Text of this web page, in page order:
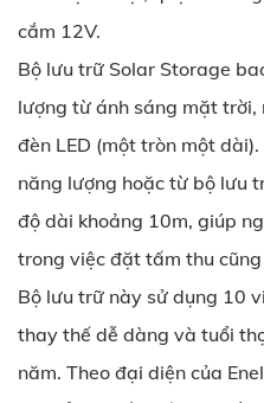
cắm 12V.
Bộ lưu trữ Solar Storage
lượng từ ánh sáng mặt
đèn LED (một tròn một
năng lượng hoặc từ bộ lưu
độ dài khoảng 10m, giúp
trong việc đặt tấm thu
Bộ lưu trữ này sử dụng 10
thay thế dễ dàng và tuổi
năm. Theo đại diện của